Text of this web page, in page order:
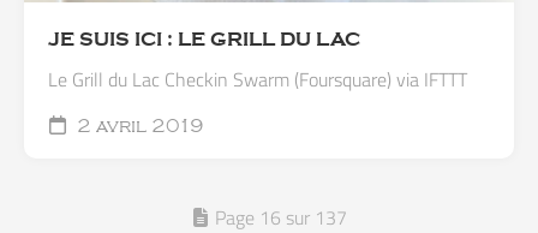
JE SUIS ICI : LE GRILL DU LAC
Le Grill du Lac Checkin Swarm (Foursquare) via IFTTT
2 avril 2019
Page 16 sur 137